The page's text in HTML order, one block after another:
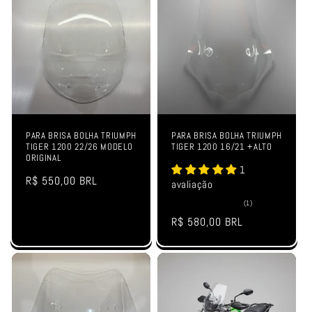
PARA BRISA BOLHA TRIUMPH
TIGER 1200 22/26 MODELO
ORIGINAL
Preço
R$ 550,00 BRL
PARA BRISA BOLHA TRIUMPH
TIGER 1200 16/21 +ALTO
1
avaliação
(1)1
Preço
R$ 580,00 BRL